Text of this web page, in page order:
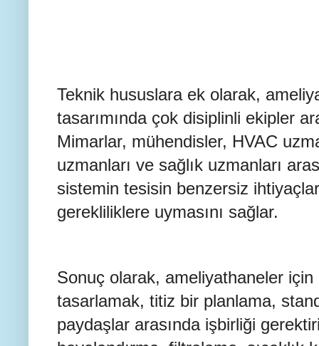
Teknik hususlara ek olarak,
tasarımında çok disiplinli ekipler
Mimarlar, mühendisler, HVAC
uzmanları ve sağlık uzmanları
sistemin tesisin benzersiz
gerekliliklere uymasını sağlar.
Sonuç olarak, ameliyathaneler
tasarlamak, titiz bir planlama,
paydaşlar arasında işbirliği